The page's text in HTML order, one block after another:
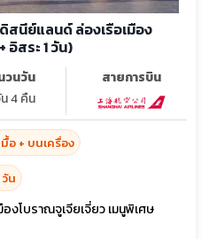
สนีย์แลนด์ ล่องเรือเมือง
อิสระ 1 วัน)
วนวัน
4 คืน
สายการบิน
อ + บนเครื่อง
วัน
งโบราณจูเจียเจี่ยว เมนูพิเศษ